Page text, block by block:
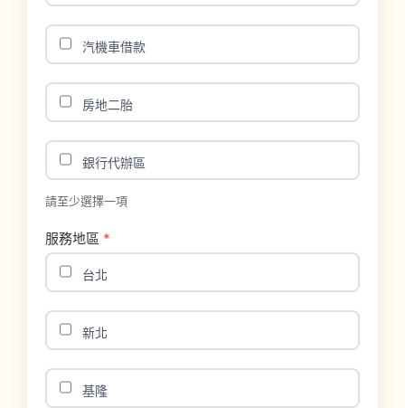
汽機車借款
房地二胎
銀行代辦區
請至少選擇一項
服務地區 *
台北
新北
基隆